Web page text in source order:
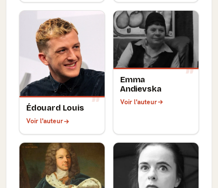
Édouard Louis
Voir l'auteur
Emma
Andievska
Voir l'auteur